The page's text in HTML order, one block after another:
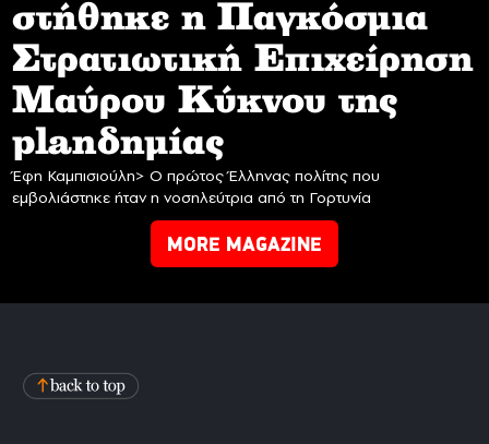
στήθηκε η Παγκόσμια
Στρατιωτική Επιχείρηση
Mαύρου Κύκνου της
planδημίας
Έφη Καμπισιούλη> Ο πρώτος Έλληνας πολίτης που
εμβολιάστηκε ήταν η νοσηλεύτρια από τη Γορτυνία
MORE MAGAZINE